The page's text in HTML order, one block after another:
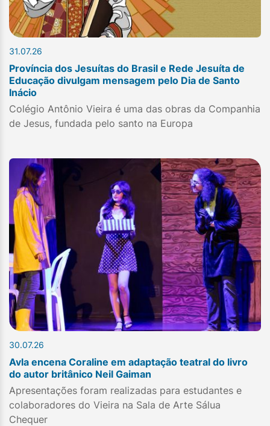
31.07.26
Província dos Jesuítas do Brasil e Rede Jesuíta de
Educação divulgam mensagem pelo Dia de Santo
Inácio
Colégio Antônio Vieira é uma das obras da Companhia
de Jesus, fundada pelo santo na Europa
30.07.26
Avla encena Coraline em adaptação teatral do livro
do autor britânico Neil Gaiman
Apresentações foram realizadas para estudantes e
colaboradores do Vieira na Sala de Arte Sálua
Chequer